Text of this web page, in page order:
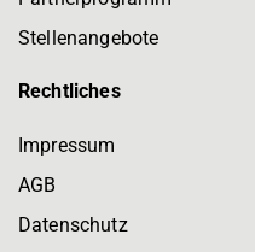
Stellenangebote
Rechtliches
Impressum
AGB
Datenschutz